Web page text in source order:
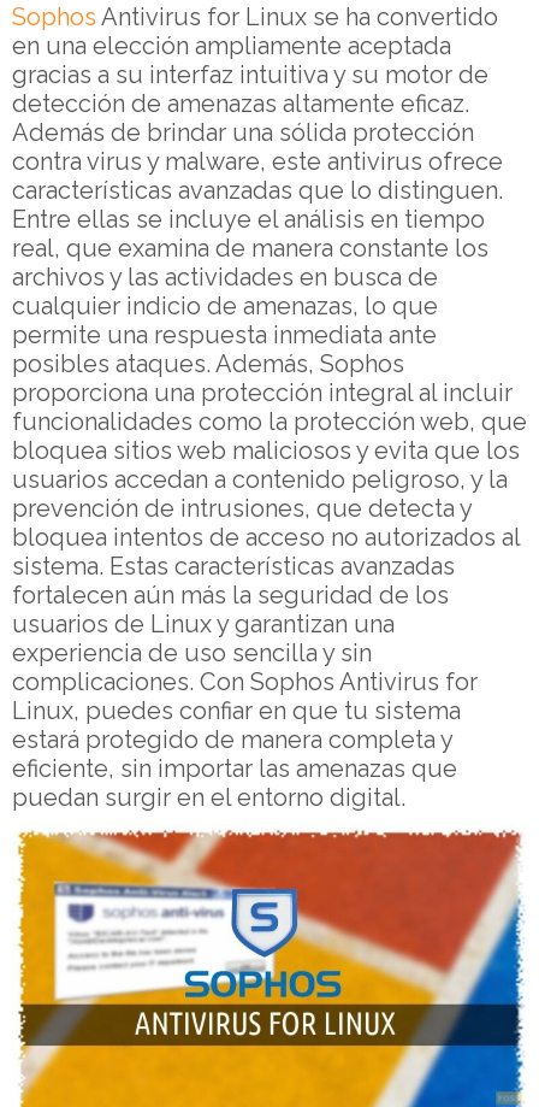
Sophos Antivirus for Linux se ha convertido
en una elección ampliamente aceptada
gracias a su interfaz intuitiva y su motor de
detección de amenazas altamente eficaz.
Además de brindar una sólida protección
contra virus y malware, este antivirus ofrece
características avanzadas que lo distinguen.
Entre ellas se incluye el análisis en tiempo
real, que examina de manera constante los
archivos y las actividades en busca de
cualquier indicio de amenazas, lo que
permite una respuesta inmediata ante
posibles ataques. Además, Sophos
proporciona una protección integral al incluir
funcionalidades como la protección web, que
bloquea sitios web maliciosos y evita que los
usuarios accedan a contenido peligroso, y la
prevención de intrusiones, que detecta y
bloquea intentos de acceso no autorizados al
sistema. Estas características avanzadas
fortalecen aún más la seguridad de los
usuarios de Linux y garantizan una
experiencia de uso sencilla y sin
complicaciones. Con Sophos Antivirus for
Linux, puedes confiar en que tu sistema
estará protegido de manera completa y
eficiente, sin importar las amenazas que
puedan surgir en el entorno digital.